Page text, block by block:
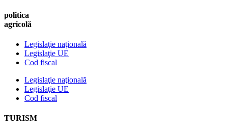
politica
agricolă
Legislaţie naţională
Legislaţie UE
Cod fiscal
Legislaţie naţională
Legislaţie UE
Cod fiscal
TURISM